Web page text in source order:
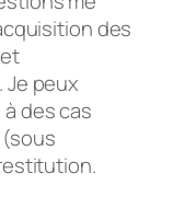
des
Je peux
des cas